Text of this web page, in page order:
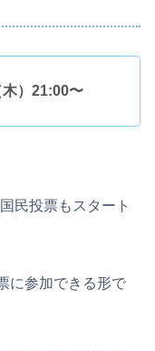
）21:00〜
民投票もスタート
に参加できる形で